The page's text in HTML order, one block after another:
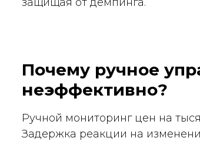
Почему ручное
неэффективно?
Ручной мониторинг цен на
Задержка реакции на